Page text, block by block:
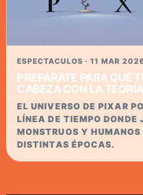
ESPECTACULOS · 11 MAR
PREPÁRATE PARA QUE
CABEZA CON LA
EL UNIVERSO DE PIXAR
LÍNEA DE TIEMPO DONDE
MONSTRUOS Y
DISTINTAS ÉPOCAS.